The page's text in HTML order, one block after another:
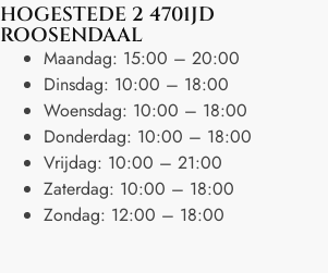
HOGESTEDE 2 4701JD
ROOSENDAAL
Maandag: 15:00 – 20:00
Dinsdag: 10:00 – 18:00
Woensdag: 10:00 – 18:00
Donderdag: 10:00 – 18:00
Vrijdag: 10:00 – 21:00
Zaterdag: 10:00 – 18:00
Zondag: 12:00 – 18:00